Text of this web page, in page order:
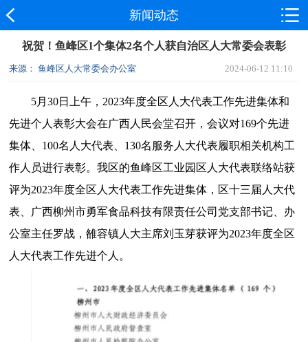
新闻动态
祝贺！鱼峰区1个集体2名个人获自治区人大常委会表彰
来源： 鱼峰区人大常委会办公室 2024-06-12 11:10
5月30日上午，2023年度全区人大代表工作先进集体和
先进个人表彰大会在广西人民会堂召开，会议对169个先进
集体、100名人大代表、130名服务人大代表履职相关机构工
作人员进行表彰。我区的鱼峰区工业园区人大代表联络站获
评为2023年度全区人大代表工作先进集体，区十三届人大代
表、广西柳州市勇军食品科技有限责任公司党支部书记、办
公室主任罗战，雒容镇人大主席刘玉芽获评为2023年度全区
人大代表工作先进个人。